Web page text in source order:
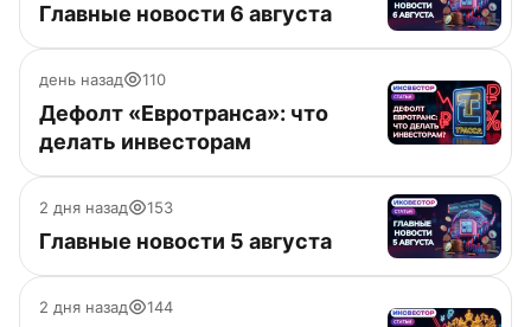
Главные новости 6 августа
день назад 110
Дефолт «Евротранса»: что
делать инвесторам
2 дня назад 153
Главные новости 5 августа
2 дня назад 144